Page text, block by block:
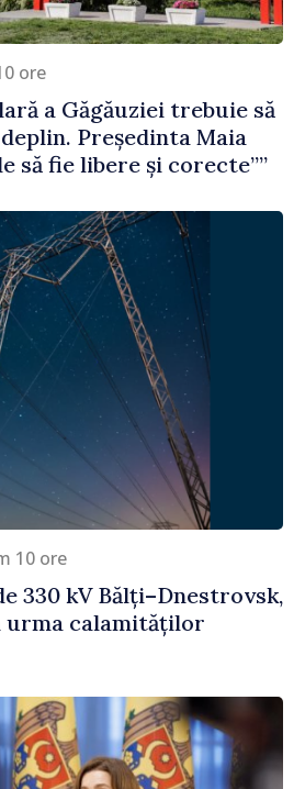
ore
a Găgăuziei trebuie să
Președinta Maia
să fie libere și corecte””
10 ore
330 kV Bălți–Dnestrovsk,
urma calamităților